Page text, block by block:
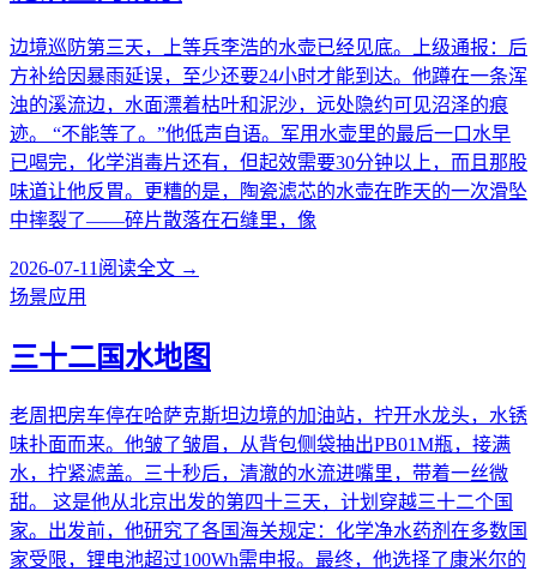
边境巡防第三天，上等兵李浩的水壶已经见底。上级通报：后
方补给因暴雨延误，至少还要24小时才能到达。他蹲在一条浑
浊的溪流边，水面漂着枯叶和泥沙，远处隐约可见沼泽的痕
迹。 “不能等了。”他低声自语。军用水壶里的最后一口水早
已喝完，化学消毒片还有，但起效需要30分钟以上，而且那股
味道让他反胃。更糟的是，陶瓷滤芯的水壶在昨天的一次滑坠
中摔裂了——碎片散落在石缝里，像
2026-07-11 阅读全文 →
场景应用
三十二国水地图
老周把房车停在哈萨克斯坦边境的加油站，拧开水龙头，水锈
味扑面而来。他皱了皱眉，从背包侧袋抽出PB01M瓶，接满
水，拧紧滤盖。三十秒后，清澈的水流进嘴里，带着一丝微
甜。 这是他从北京出发的第四十三天，计划穿越三十二个国
家。出发前，他研究了各国海关规定：化学净水药剂在多数国
家受限，锂电池超过100Wh需申报。最终，他选择了康米尔的